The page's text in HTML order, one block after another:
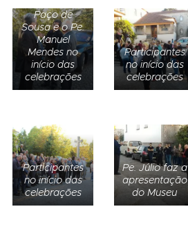
Paço de
Sousa e o Pe.
Manuel
Mendes no
início das
celebrações
Participantes
no início das
celebrações
Participantes
no início das
celebrações
Pe. Júlio faz a
apresentação
do Museu